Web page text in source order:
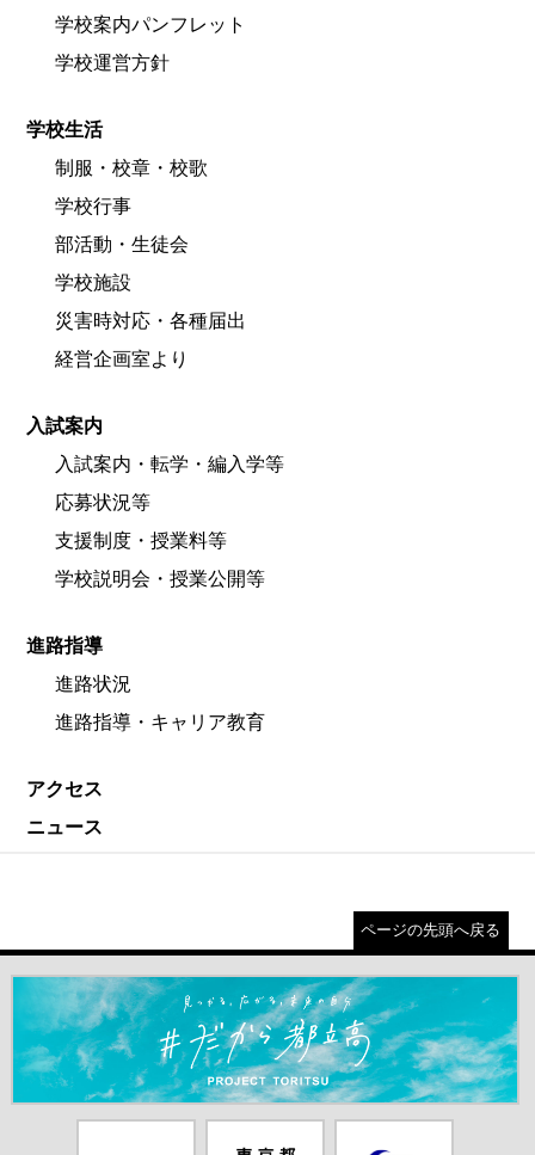
学校案内パンフレット
学校運営方針
学校生活
制服・校章・校歌
学校行事
部活動・生徒会
学校施設
災害時対応・各種届出
経営企画室より
入試案内
入試案内・転学・編入学等
応募状況等
支援制度・授業料等
学校説明会・授業公開等
進路指導
進路状況
進路指導・キャリア教育
アクセス
ニュース
ページの先頭へ戻る
＃だから都立高（別ウインドウが開きます）